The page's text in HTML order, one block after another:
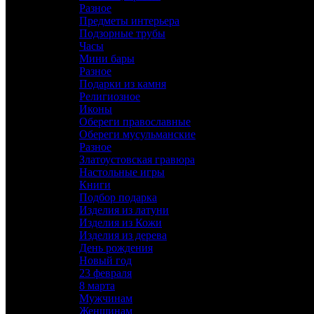
Разное
Предметы интерьера
Подзорные трубы
Часы
Мини бары
Разное
Подарки из камня
Религиозное
Иконы
Обереги православные
Обереги мусульманские
Разное
Златоустовская гравюра
Настольные игры
Книги
Подбор подарка
Изделия из латуни
Изделия из Кожи
Изделия из дерева
День рождения
Новый год
23 февраля
8 марта
Мужчинам
Женщинам